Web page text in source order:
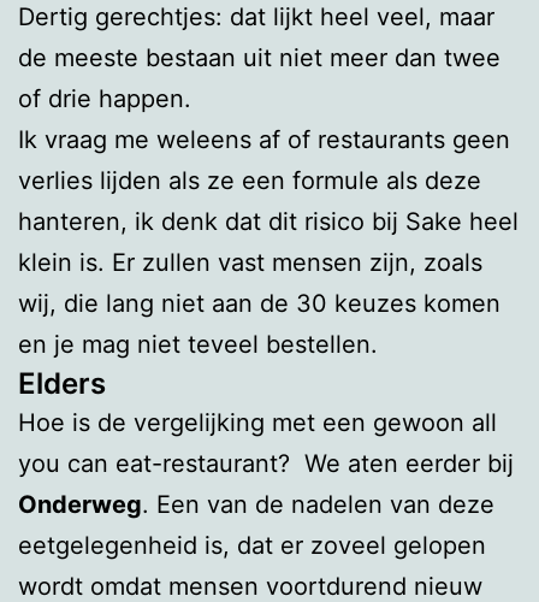
Dertig gerechtjes: dat lijkt heel veel, maar
de meeste bestaan uit niet meer dan twee
of drie happen.
Ik vraag me weleens af of restaurants geen
verlies lijden als ze een formule als deze
hanteren, ik denk dat dit risico bij Sake heel
klein is. Er zullen vast mensen zijn, zoals
wij, die lang niet aan de 30 keuzes komen
en je mag niet teveel bestellen.
Elders
Hoe is de vergelijking met een gewoon all
you can eat-restaurant? We aten eerder bij
Onderweg. Een van de nadelen van deze
eetgelegenheid is, dat er zoveel gelopen
wordt omdat mensen voortdurend nieuw